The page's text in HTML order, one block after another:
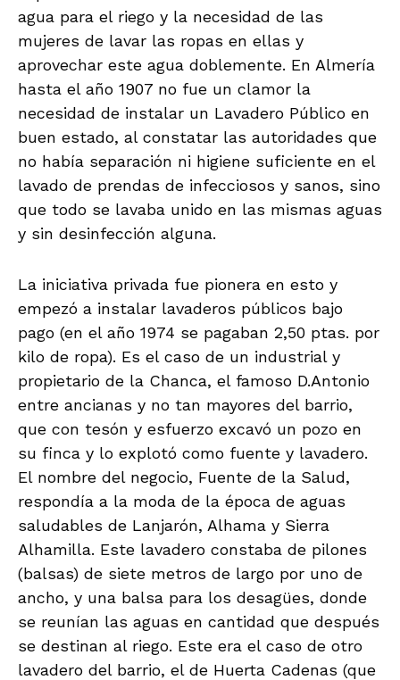
agua para el riego y la necesidad de las
mujeres de lavar las ropas en ellas y
aprovechar este agua doblemente. En Almería
hasta el año 1907 no fue un clamor la
necesidad de instalar un Lavadero Público en
buen estado, al constatar las autoridades que
no había separación ni higiene suficiente en el
lavado de prendas de infecciosos y sanos, sino
que todo se lavaba unido en las mismas aguas
y sin desinfección alguna.
La iniciativa privada fue pionera en esto y
empezó a instalar lavaderos públicos bajo
pago (en el año 1974 se pagaban 2,50 ptas. por
kilo de ropa). Es el caso de un industrial y
propietario de la Chanca, el famoso D.Antonio
entre ancianas y no tan mayores del barrio,
que con tesón y esfuerzo excavó un pozo en
su finca y lo explotó como fuente y lavadero.
El nombre del negocio, Fuente de la Salud,
respondía a la moda de la época de aguas
saludables de Lanjarón, Alhama y Sierra
Alhamilla. Este lavadero constaba de pilones
(balsas) de siete metros de largo por uno de
ancho, y una balsa para los desagües, donde
se reunían las aguas en cantidad que después
se destinan al riego. Este era el caso de otro
lavadero del barrio, el de Huerta Cadenas (que